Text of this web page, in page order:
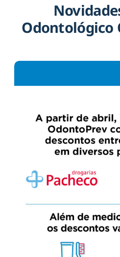
Odontológico